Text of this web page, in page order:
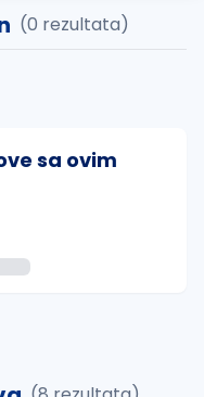
(0 rezultata)
sa ovim